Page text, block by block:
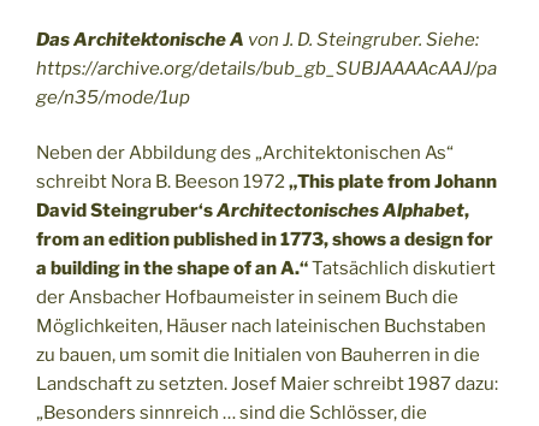
Das Architektonische A von J. D. Steingruber. Siehe:
https://archive.org/details/bub_gb_SUBJAAAAcAAJ/pa
ge/n35/mode/1up
Neben der Abbildung des „Architektonischen As“
schreibt Nora B. Beeson 1972„This plate from Johann
David Steingruber‘sArchitectonisches Alphabet,
from an edition published in 1773, shows a design for
a building in the shape of an A.“Tatsächlich diskutiert
der Ansbacher Hofbaumeister in seinem Buch die
Möglichkeiten, Häuser nach lateinischen Buchstaben
zu bauen, um somit die Initialen von Bauherren in die
Landschaft zu setzten. Josef Maier schreibt 1987 dazu:
„Besonders sinnreich … sind die Schlösser, die